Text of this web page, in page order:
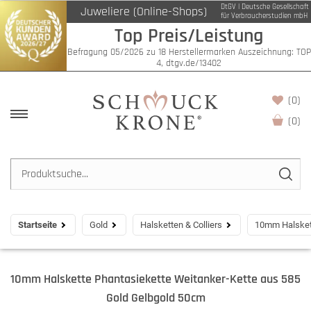
Juweliere (Online-Shops)
DtGV | Deutsche Gesellschaft
für Verbraucherstudien mbH
Top Preis/Leistung
Befragung 05/2026 zu 18 Herstellermarken Auszeichnung: TOP
4, dtgv.de/13402
(0)
(0)
Startseite Gold Halsketten & Colliers 10mm
10mm Halskette Phantasiekette Weitanker-Kette aus 585
Gold Gelbgold 50cm